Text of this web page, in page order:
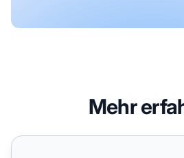
Mehr
Wie beeinflussen Kommentare